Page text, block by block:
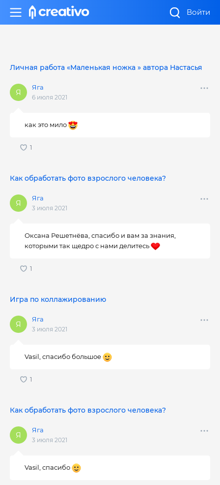
Войти
Личная работа «Маленькая ножка » автора Настасья
Яга
6 июля 2021
как это мило
Как обработать фото взрослого человека?
Яга
3 июля 2021
Оксана Решетнёва, спасибо и вам за знания,
которыми так щедро с нами делитесь
Игра по коллажированию
Яга
3 июля 2021
Vasil, спасибо большое
Как обработать фото взрослого человека?
Яга
3 июля 2021
Vasil, спасибо